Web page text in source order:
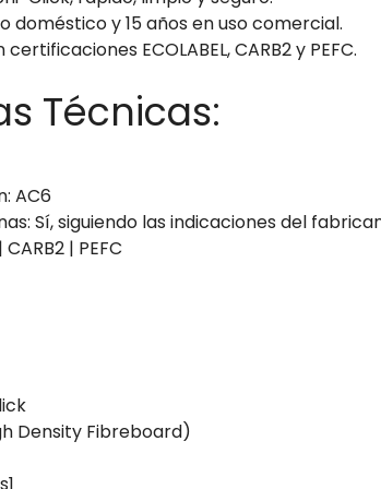
doméstico y 15 años en uso comercial.
ECOLABEL, CARB2 y PEFC.
Técnicas:
AC6
Sí, siguiendo las indicaciones del
| PEFC
Density Fibreboard)